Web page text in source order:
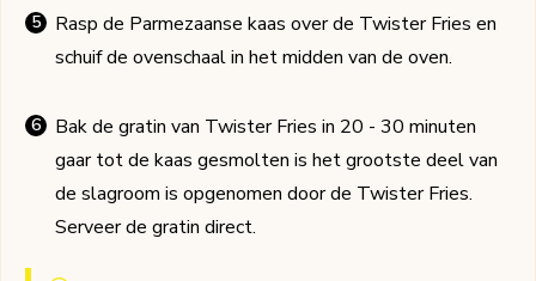
Rasp de Parmezaanse kaas over de Twister Fries en
schuif de ovenschaal in het midden van de oven.
Bak de gratin van Twister Fries in 20 - 30 minuten
gaar tot de kaas gesmolten is het grootste deel van
de slagroom is opgenomen door de Twister Fries.
Serveer de gratin direct.